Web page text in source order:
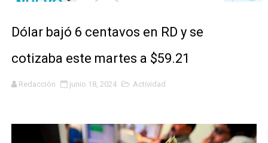
Incendio en tren de Manhattan deja 12 heridos
Lionel Messi y su familia despiden a su padre Jorge
Dólar bajó 6 centavos en RD y se
cotizaba este martes a $59.21
Redacción junio 18, 2024 Actividad